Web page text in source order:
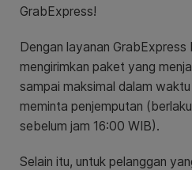
GrabExpress!
Dengan layanan GrabExpress
mengirimkan paket yang
sampai maksimal dalam
meminta penjemputan
sebelum jam 16:00 WIB).
Selain itu, untuk pelanggan